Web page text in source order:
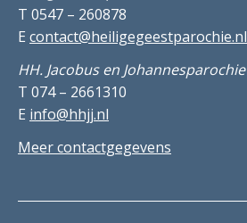
T 0547 – 260878
E contact@heiligegeestparochie.nl
HH. Jacobus en Johannesparochie
T 074 – 2661310
E info@hhjj.nl
Meer contactgegevens